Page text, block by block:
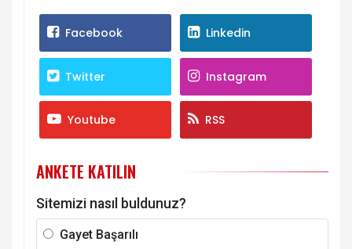
Facebook Linkedin
Twitter Instagram
Youtube RSS
ANKETE KATILIN
Sitemizi nasıl buldunuz?
Gayet Başarılı